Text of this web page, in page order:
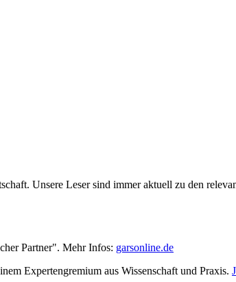
Unsere Leser sind immer aktuell zu den
Partner". Mehr Infos: garsonline.de
Expertengremium aus Wissenschaft und Praxis.